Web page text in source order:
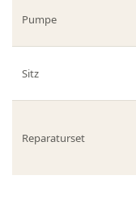
Pumpe
Sitz
Reparaturset